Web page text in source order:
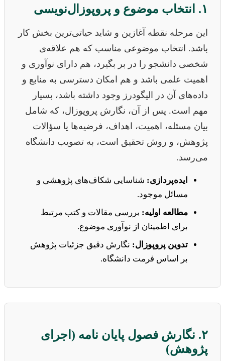
۱. انتخاب موضوع و پروپوزال‌نویسی
این مرحله نقطه آغازین و شاید حیاتی‌ترین بخش کار
باشد. انتخاب موضوعی مناسب که هم علاقه‌ی
شخصی دانشجو را در بر بگیرد، هم دارای نوآوری و
اهمیت علمی باشد و هم امکان دسترسی به منابع و
داده‌های آن در الیگودرز وجود داشته باشد، بسیار
مهم است. پس از آن، نگارش پروپوزال، که شامل
بیان مسئله، اهمیت، اهداف، فرضیه‌ها یا سؤالات
پژوهش، و روش تحقیق است، به تصویب دانشگاه
می‌رسد.
ایده‌پردازی: شناسایی شکاف‌های پژوهشی و
مسائل موجود.
مطالعه اولیه: بررسی مقالات و کتب مرتبط
برای اطمینان از نوآوری موضوع.
تدوین پروپوزال: نگارش دقیق جزئیات پژوهش
بر اساس فرمت دانشگاه.
۲. نگارش فصول پایان نامه (اجرای
پژوهش)